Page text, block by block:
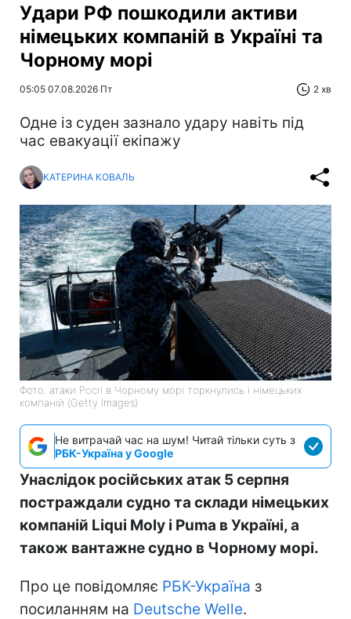
Удари РФ пошкодили активи
німецьких компаній в Україні та
Чорному морі
05:05 07.08.2026 Пт 2 хв
Одне із суден зазнало удару навіть під
час евакуації екіпажу
КАТЕРИНА КОВАЛЬ
Фото: атаки Росії в Чорному морі торкнулись і німецьких
компаній (Getty Images)
Не витрачай час на шум! Читай тільки суть з
РБК-Україна у Google
Унаслідок російських атак 5 серпня
постраждали судно та склади німецьких
компаній Liqui Moly і Puma в Україні, а
також вантажне судно в Чорному морі.
Про це повідомляє РБК-Україна з
посиланням на Deutsche Welle.